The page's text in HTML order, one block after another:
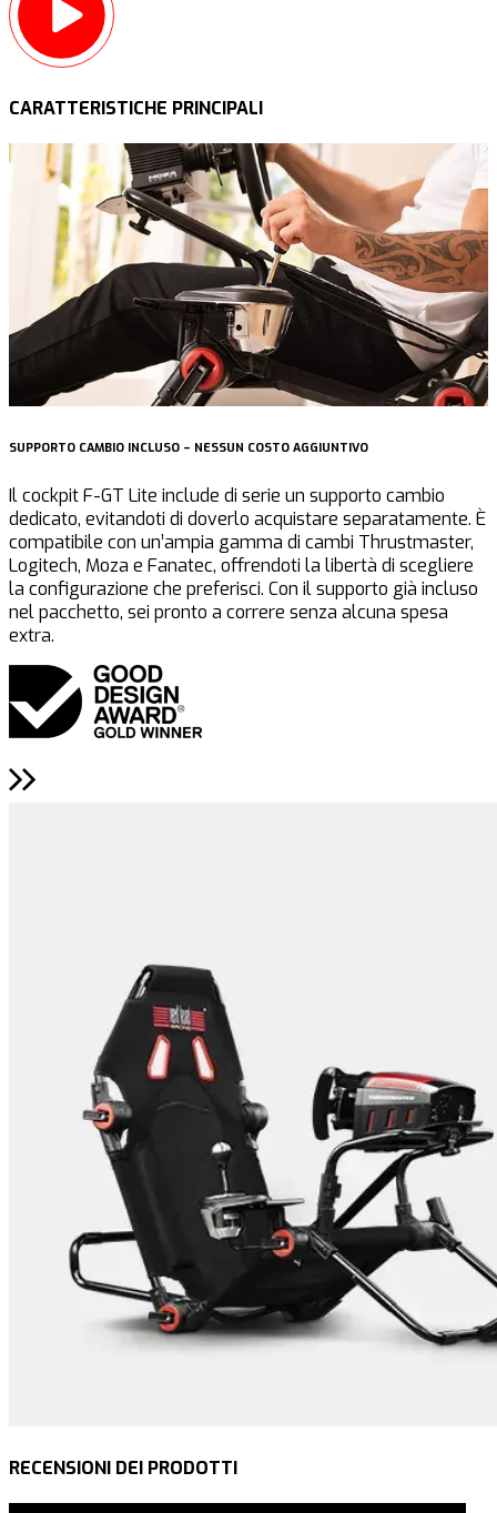
CARATTERISTICHE PRINCIPALI
SUPPORTO CAMBIO INCLUSO – NESSUN COSTO AGGIUNTIVO
Il cockpit F-GT Lite include di serie un supporto cambio
dedicato, evitandoti di doverlo acquistare separatamente. È
compatibile con un’ampia gamma di cambi Thrustmaster,
Logitech, Moza e Fanatec, offrendoti la libertà di scegliere
la configurazione che preferisci. Con il supporto già incluso
nel pacchetto, sei pronto a correre senza alcuna spesa
extra.
RECENSIONI DEI PRODOTTI